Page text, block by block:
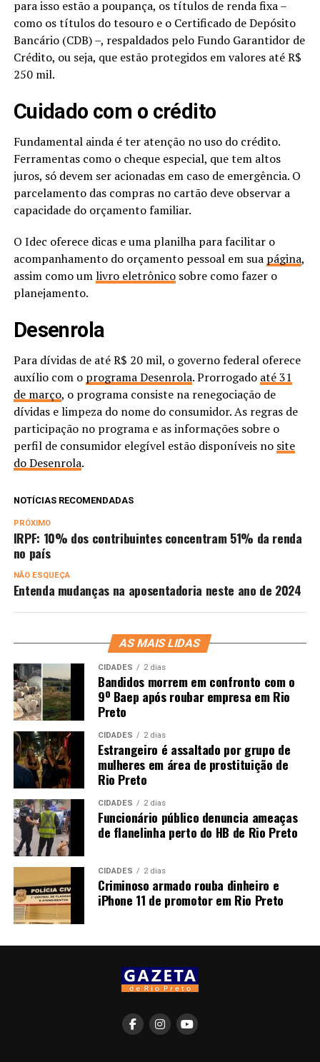
para isso estão a poupança, os títulos de renda fixa –
como os títulos do tesouro e o Certificado de Depósito
Bancário (CDB) –, respaldados pelo Fundo Garantidor de
Crédito, ou seja, que estão protegidos em valores até R$
250 mil.
Cuidado com o crédito
Fundamental ainda é ter atenção no uso do crédito.
Ferramentas como o cheque especial, que tem altos
juros, só devem ser acionadas em caso de emergência. O
parcelamento das compras no cartão deve observar a
capacidade do orçamento familiar.
O Idec oferece dicas e uma planilha para facilitar o
acompanhamento do orçamento pessoal em sua página,
assim como umlivro eletrônicosobre como fazer o
planejamento.
Desenrola
Para dívidas de até R$ 20 mil, o governo federal oferece
auxílio com o programa Desenrola. Prorrogado até 31
de março, o programa consiste na renegociação de
dívidas e limpeza do nome do consumidor. As regras de
participação no programa e as informações sobre o
perfil de consumidor elegível estão disponíveis no site
do Desenrola.
NOTÍCIAS RECOMENDADAS
PRÓXIMO
IRPF: 10% dos contribuintes concentram 51% da renda
no país
NÃO ESQUEÇA
Entenda mudanças na aposentadoria neste ano de 2024
AS MAIS LIDAS
CIDADES 2 dias
Bandidos morrem em confronto com o
9º Baep após roubar empresa em Rio
Preto
CIDADES 2 dias
Estrangeiro é assaltado por grupo de
mulheres em área de prostituição de
Rio Preto
CIDADES 2 dias
Funcionário público denuncia ameaças
de flanelinha perto do HB de Rio Preto
CIDADES 2 dias
Criminoso armado rouba dinheiro e
iPhone 11 de promotor em Rio Preto